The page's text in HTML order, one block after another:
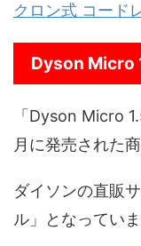
クロン式 コード
Dyson Micro
「Dyson Micro
月に発売された商
ダイソンの直販
ル」となっていま